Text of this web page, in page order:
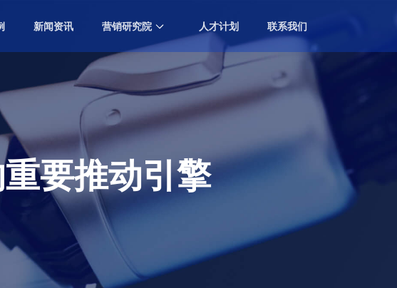
新闻资讯 营销研究院
中国营销排行榜大会
Marketing Ranking Award
专业知识分享
Professional Knowledge Sharing
人才计划 联系我们
要推动引擎